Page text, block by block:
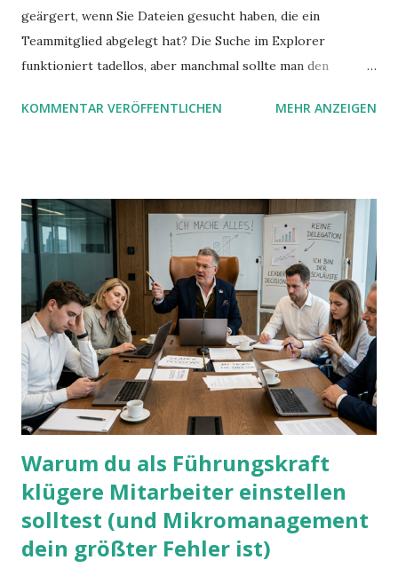
geärgert, wenn Sie Dateien gesucht haben, die ein
Teammitglied abgelegt hat? Die Suche im Explorer
funktioniert tadellos, aber manchmal sollte man den
mit UND oder ODER oder NICHT... Das geht so einfach,
KOMMENTAR VERÖFFENTLICHEN MEHR ANZEIGEN
Warum du als Führungskraft
klügere Mitarbeiter einstellen
solltest (und Mikromanagement
dein größter Fehler ist)